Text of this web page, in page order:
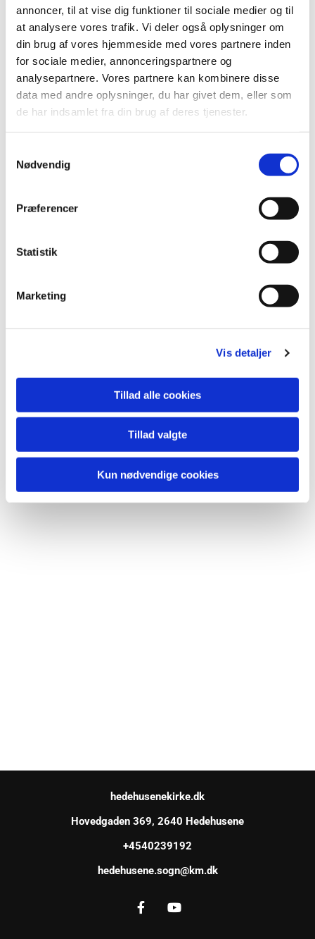
annoncer, til at vise dig funktioner til sociale medier og til
at analysere vores trafik. Vi deler også oplysninger om
din brug af vores hjemmeside med vores partnere inden
for sociale medier, annonceringspartnere og
analysepartnere. Vores partnere kan kombinere disse
data med andre oplysninger, du har givet dem, eller som
de har indsamlet fra din brug af deres tjenester.
Nødvendig
Præferencer
Statistik
Marketing
Vis detaljer
Tillad alle cookies
Tillad valgte
Kun nødvendige cookies
måske en gang imellem kaste os ud i at synge
flerstemmigt. Du behøver ikke at have erfaring med at
synge i kor - alle er velkommen.
Der serveres kaffe og te, og det er gratis at
deltage. Tilmelding er ikke nødvendig.
Du vil måske også kunne lide...
hedehusenekirke.dk
Hovedgaden 369, 2640 Hedehusene
+4540239192
hedehusene.sogn@km.dk